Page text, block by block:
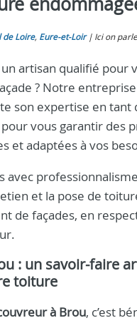
de Loire, Eure‑et‑Loir Ici on
artisan qualifié pour
? Notre
son expertise en tant
pour vous garantir des
et adaptées à vos
avec
et la pose de
de façades, en
: un savoir-faire
toiture
à Brou, c’est